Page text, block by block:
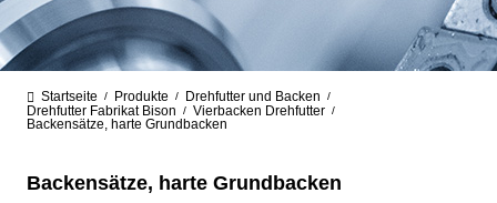
Startseite / Produkte / Drehfutter und Backen /
Drehfutter Fabrikat Bison / Vierbacken Drehfutter /
Backensätze, harte Grundbacken
Backensätze, harte Grundbacken